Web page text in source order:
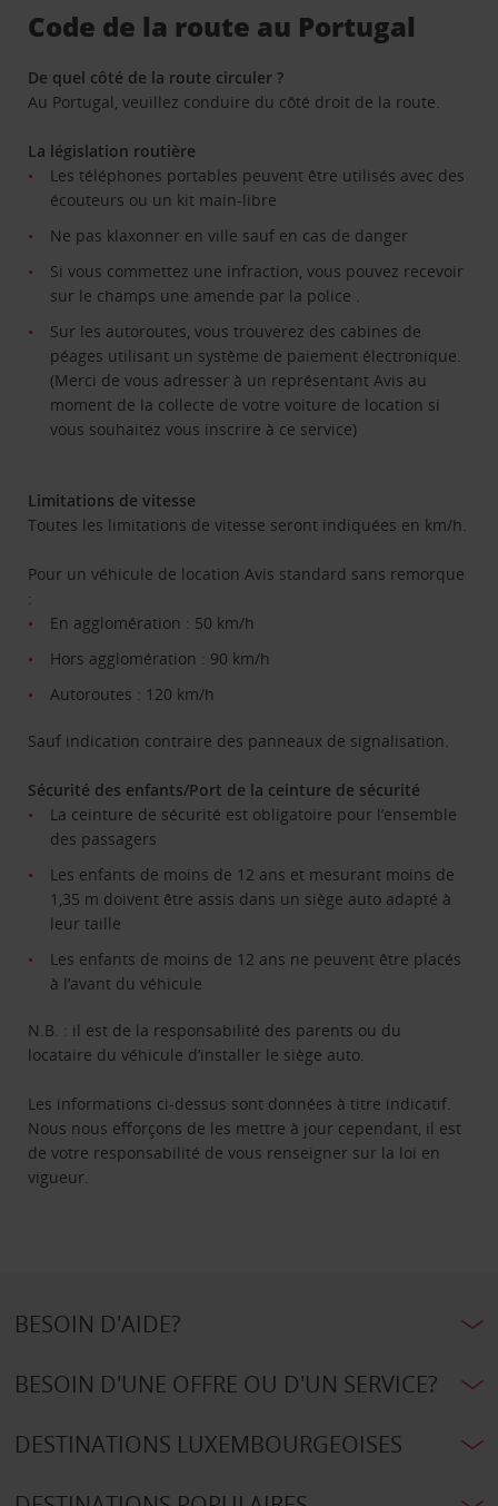
Code de la route au Portugal
De quel côté de la route circuler ?
Au Portugal, veuillez conduire du côté droit de la route.
La législation routière
Les téléphones portables peuvent être utilisés avec des
écouteurs ou un kit main-libre
Ne pas klaxonner en ville sauf en cas de danger
Si vous commettez une infraction, vous pouvez recevoir
sur le champs une amende par la police .
Sur les autoroutes, vous trouverez des cabines de
péages utilisant un système de paiement électronique.
(Merci de vous adresser à un représentant Avis au
moment de la collecte de votre voiture de location si
vous souhaitez vous inscrire à ce service)
Limitations de vitesse
Toutes les limitations de vitesse seront indiquées en km/h.
Pour un véhicule de location Avis standard sans remorque
:
En agglomération : 50 km/h
Hors agglomération : 90 km/h
Autoroutes : 120 km/h
Sauf indication contraire des panneaux de signalisation.
Sécurité des enfants/Port de la ceinture de sécurité
La ceinture de sécurité est obligatoire pour l’ensemble
des passagers
Les enfants de moins de 12 ans et mesurant moins de
1,35 m doivent être assis dans un siège auto adapté à
leur taille
Les enfants de moins de 12 ans ne peuvent être placés
à l’avant du véhicule
N.B. : il est de la responsabilité des parents ou du
locataire du véhicule d’installer le siège auto.
Les informations ci-dessus sont données à titre indicatif.
Nous nous efforçons de les mettre à jour cependant, il est
de votre responsabilité de vous renseigner sur la loi en
vigueur.
BESOIN D'AIDE?
BESOIN D'UNE OFFRE OU D'UN SERVICE?
DESTINATIONS LUXEMBOURGEOISES